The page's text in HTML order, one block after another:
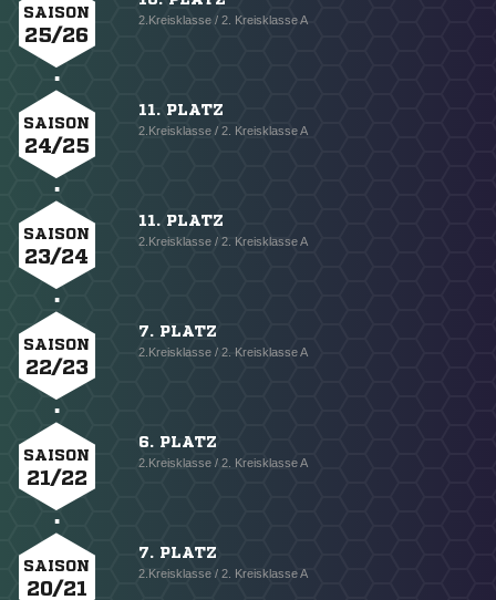
SAISON
25/26
2.Kreisklasse / 2. Kreisklasse A
SAISON
24/25
11. PLATZ
2.Kreisklasse / 2. Kreisklasse A
SAISON
23/24
11. PLATZ
2.Kreisklasse / 2. Kreisklasse A
SAISON
22/23
7. PLATZ
2.Kreisklasse / 2. Kreisklasse A
SAISON
21/22
6. PLATZ
2.Kreisklasse / 2. Kreisklasse A
SAISON
20/21
7. PLATZ
2.Kreisklasse / 2. Kreisklasse A